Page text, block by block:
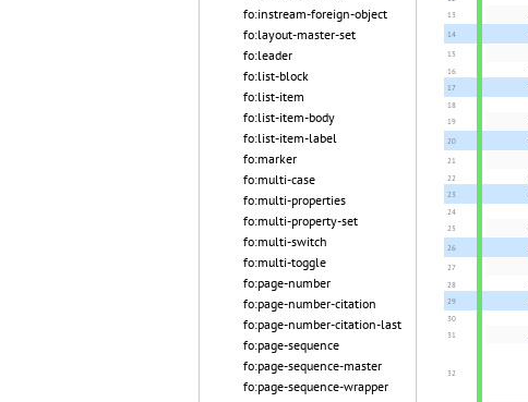
fo:instream-foreign-object
fo:layout-master-set
fo:leader
fo:list-block
fo:list-item
fo:list-item-body
fo:list-item-label
fo:marker
fo:multi-case
fo:multi-properties
fo:multi-property-set
fo:multi-switch
fo:multi-toggle
fo:page-number
fo:page-number-citation
fo:page-number-citation-last
fo:page-sequence
fo:page-sequence-master
fo:page-sequence-wrapper